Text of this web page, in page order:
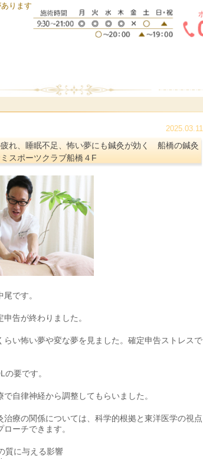
ります
2025.03.11
れ、睡眠不足、怖い夢にも鍼灸が効く 船橋の鍼灸
スポーツクラブ船橋４F
です。
告が終わりました。
らい怖い夢や変な夢を見ました。確定申告ストレスで
の要です。
で自律神経から調整してもらいました。
治療の関係については、科学的根拠と東洋医学の視点
ーチできます。
質に与える影響